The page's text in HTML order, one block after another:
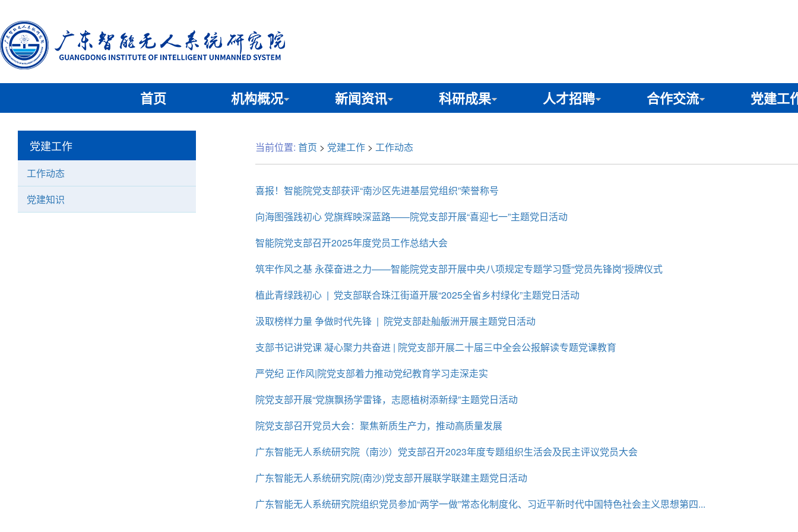
首页 机构概况 新闻资讯 科研成果 人才招聘 合作交流 党建工
党建工作
工作动态
党建知识
当前位置: 首页 > 党建工作 > 工作动态
喜报！智能院党支部获评“南沙区先进基层党组织”荣誉称号
向海图强践初心 党旗辉映深蓝路——院党支部开展“喜迎七一”主题党日活动
智能院党支部召开2025年度党员工作总结大会
筑牢作风之基 永葆奋进之力‌——智能院党支部开展中央八项规定专题学习暨“党员先锋岗”授牌仪式
植此青绿践初心 | 党支部联合珠江街道开展“2025全省乡村绿化”主题党日活动
汲取榜样力量 争做时代先锋 | 院党支部赴舢舨洲开展主题党日活动
支部书记讲党课 凝心聚力共奋进 | 院党支部开展二十届三中全会公报解读专题党课教育
严党纪 正作风|院党支部着力推动党纪教育学习走深走实
院党支部开展“党旗飘扬学雷锋，志愿植树添新绿”主题党日活动
院党支部召开党员大会：聚焦新质生产力，推动高质量发展
广东智能无人系统研究院（南沙）党支部召开2023年度专题组织生活会及民主评议党员大会
广东智能无人系统研究院(南沙)党支部开展联学联建主题党日活动
广东智能无人系统研究院组织党员参加“两学一做”常态化制度化、习近平新时代中国特色社会主义思想第四...